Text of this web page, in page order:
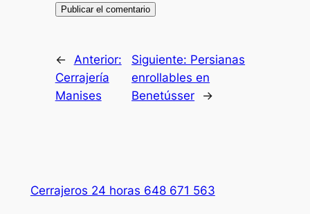
← Anterior:
Cerrajería
Manises
Siguiente: Persianas
enrollables en
Benetússer
→
Cerrajeros 24 horas 648 671 563